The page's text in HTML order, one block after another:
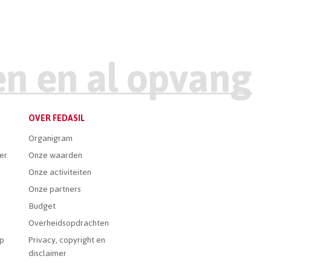
OVER FEDASIL
Organigram
Onze waarden
Onze activiteiten
Onze partners
Budget
Overheidsopdrachten
Privacy, copyright en
disclaimer